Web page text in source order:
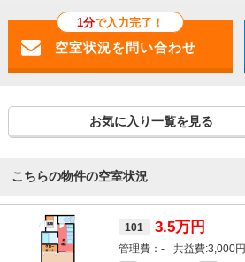
1分で入力完了！
お気に入り一覧を見る
こちらの物件の空室状況
101 3.5万円
- 3,000円